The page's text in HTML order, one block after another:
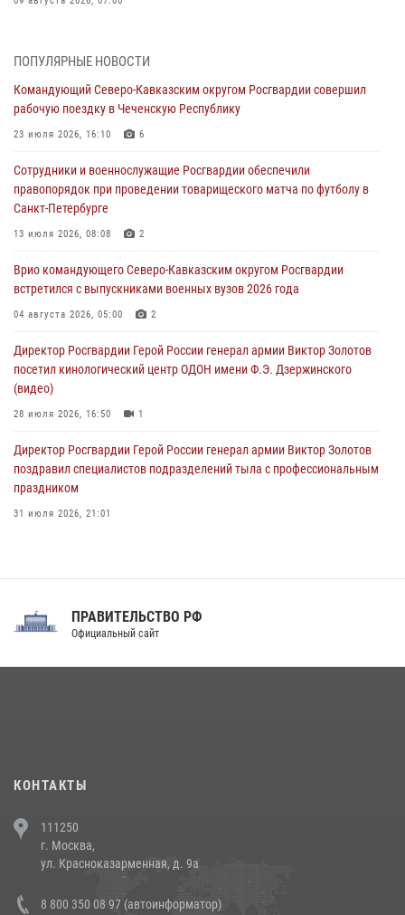
(видео)
Росгвардейцы провели занятие по стрелковой подготовке для
воспитанников Центра детского, юношеского туризма и
09 августа 2026, 05:00
В регионах Урала бойцам Росгвардии в зону СВО передали свежие
тиражи газет
Всероссийская ведомственная акции «Каникулы с Росгвардией
проходит в Сибири
ПОПУЛЯРНЫЕ НОВОСТИ
Командующий Северо-Кавказским округом Росгвардии совершил
рабочую поездку в Чеченскую Республику
23 июля 2026, 16:10 6
Сотрудники и военнослужащие Росгвардии обеспечили
правопорядок при проведении товарищеского матча по футболу в
Санкт-Петербурге
13 июля 2026, 08:08 2
Врио командующего Северо-Кавказским округом Росгвардии
встретился с выпускниками военных вузов 2026 года
04 августа 2026, 05:00 2
Директор Росгвардии Герой России генерал армии Виктор Золотов
посетил кинологический центр ОДОН имени Ф.Э. Дзержинского
(видео)
28 июля 2026, 16:50 1
Директор Росгвардии Герой России генерал армии Виктор Золотов
поздравил специалистов подразделений тыла с профессиональным
праздником
31 июля 2026, 21:01
Праздник «Один день с Росгвардией» к 105-летию Центрального
напавших на бригаду скорой помощи (видео)
14 июля 2026, 12:20
Состоялась рабочая встреча директора Росгвардии Героя России
генерала армии Виктора Золотова с заместителем полномочного
ПРАВИТЕЛЬСТВО РФ
Официальный сайт
КОНТАКТЫ
111250
г. Москва,
ул. Красноказарменная, д. 9а
8 800 350 08 97 (автоинформатор)